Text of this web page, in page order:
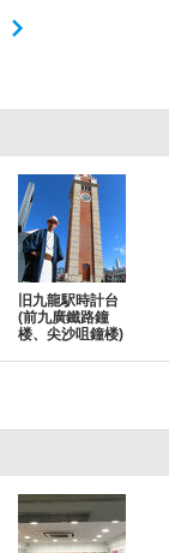
旧九龍駅時計台
(前九廣鐵路鐘
楼、尖沙咀鐘楼)